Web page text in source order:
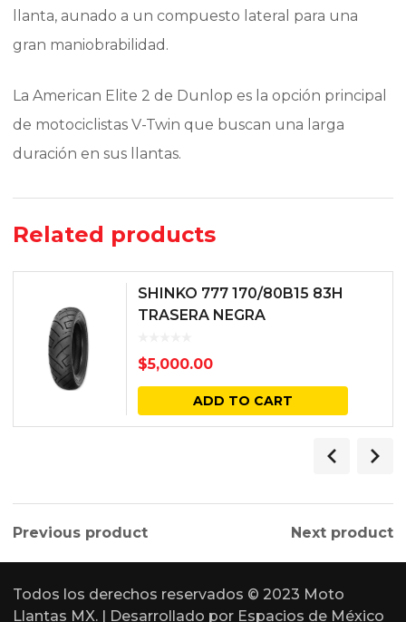
llanta, aunado a un compuesto lateral para una
gran maniobrabilidad.
La American Elite 2 de Dunlop es la opción principal
de motociclistas V-Twin que buscan una larga
duración en sus llantas.
Related products
SHINKO 777 170/80B15 83H
TRASERA NEGRA
$5,000.00
ADD TO CART
Previous product Next product
Todos los derechos reservados © 2023 Moto
Llantas MX. | Desarrollado por Espacios de México